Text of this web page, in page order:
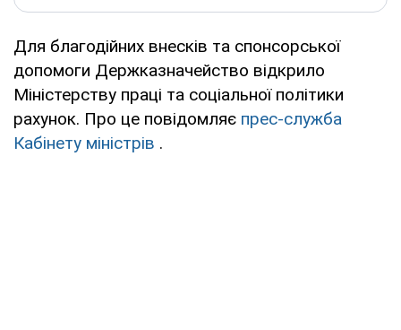
Для благодійних внесків та спонсорської
допомоги Держказначейство відкрило
Міністерству праці та соціальної політики
рахунок. Про це повідомляє прес-служба
Кабінету міністрів .